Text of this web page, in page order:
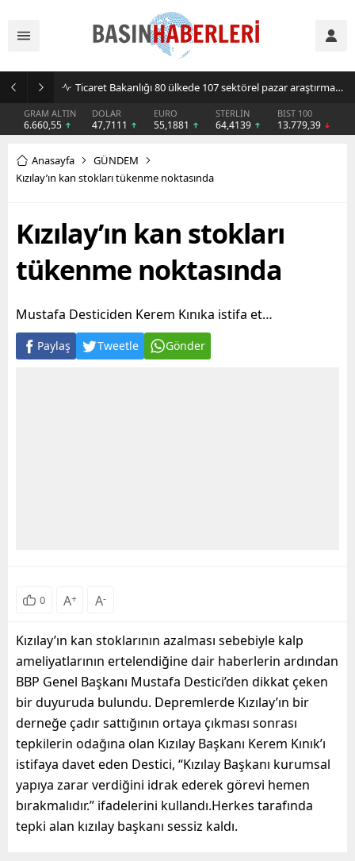
Ticaret Bakanlığı 80 ülkede 107 sektörel pazar araştırması hazırladı
GRAM ALTIN
6.660,55
DOLAR
47,7111
EURO
55,1881
STERLİN
64,4139
BIST 100
13.779,39
Anasayfa
GÜNDEM
Kızılay’ın kan stokları tükenme noktasında
Kızılay’ın kan stokları
tükenme noktasında
Mustafa Desticiden Kerem Kınıka istifa et…
Paylaş Tweetle Gönder
0 A+ A-
Kızılay’ın kan stoklarının azalması sebebiyle kalp
ameliyatlarının ertelendiğine dair haberlerin ardından
BBP Genel Başkanı Mustafa Destici’den dikkat çeken
bir duyuruda bulundu. Depremlerde Kızılay’ın bir
derneğe çadır sattığının ortaya çıkması sonrası
tepkilerin odağına olan Kızılay Başkanı Kerem Kınık’ı
istifaya davet eden Destici, “Kızılay Başkanı kurumsal
yapıya zarar verdiğini idrak ederek görevi hemen
bırakmalıdır.” ifadelerini kullandı.Herkes tarafında
tepki alan kızılay başkanı sessiz kaldı.